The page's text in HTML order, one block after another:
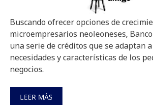
Buscando ofrecer opciones de
microempresarios neoleoneses,
una serie de créditos que se adaptan
necesidades y características de los
negocios.
LEER MÁS